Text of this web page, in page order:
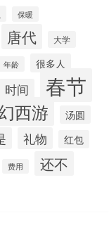
保暖
唐代 大学
年龄 很多人
时间 春节
西游 汤圆
礼物 红包
费用 还不